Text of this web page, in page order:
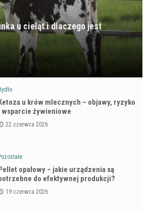
u cieląt i dlaczego jest
u krów mlecznych – objawy, ryzyko
wsparcie żywieniowe
22 czerwca 2026
opałowy – jakie urządzenia są
do efektywnej produkcji?
19 czerwca 2026